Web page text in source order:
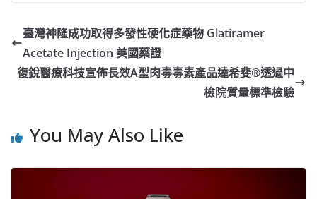
臺灣神隆成功取得多發性硬化症藥物 Glatiramer
Acetate Injection 美國藥證
復銳醫療科技宣佈長效A型肉毒毒素產品達希斐®透過中
檢院質量標準檢驗
You May Also Like